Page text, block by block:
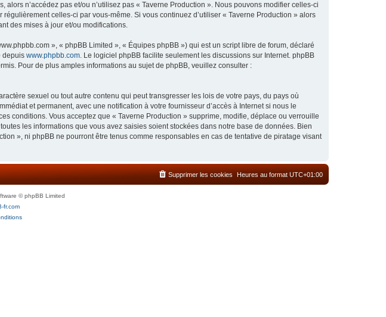
n’accédez pas et/ou n’utilisez pas « Taverne Production ». Nous pouvons modifier celles-ci
celles-ci par vous-même. Si vous continuez d’utiliser « Taverne Production » alors
des mises à jour et/ou modifications.
», « phpBB Limited », « Équipes phpBB ») qui est un script libre de forum, déclaré
depuis www.phpbb.com. Le logiciel phpBB facilite seulement les discussions sur Internet. phpBB
Pour de plus amples informations au sujet de phpBB, veuillez consulter :
sexuel ou tout autre contenu qui peut transgresser les lois de votre pays, du pays où
et permanent, avec une notification à votre fournisseur d’accès à Internet si nous le
conditions. Vous acceptez que « Taverne Production » supprime, modifie, déplace ou verrouille
les informations que vous avez saisies soient stockées dans notre base de données. Bien
», ni phpBB ne pourront être tenus comme responsables en cas de tentative de piratage visant
Heures au format UTC+01:00
Supprimer les cookies
© phpBB Limited
fr.com